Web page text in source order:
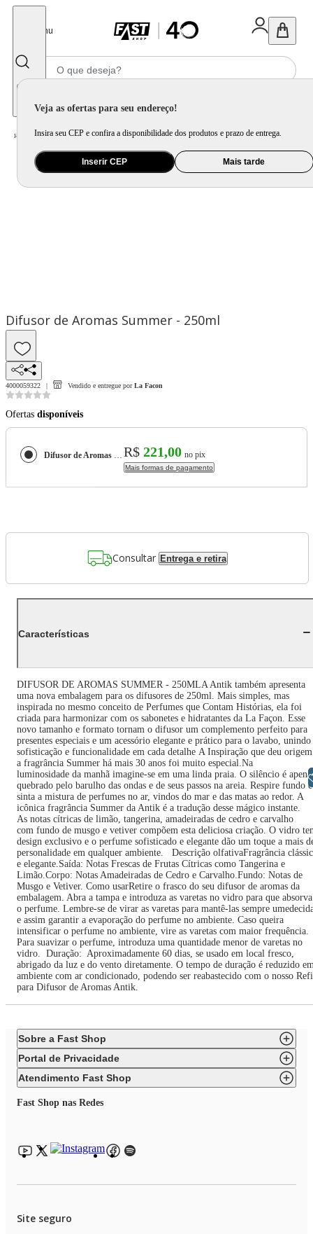
Menu
Veja as ofertas para seu endereço!
Insira seu CEP e confira a disponibilidade dos produtos e prazo de entrega.
Inserir CEP Mais tarde
Home Móveis e Decoração / Decoração / Vela e Aromatizador de Ambiente
Difusor de Aromas Summer - 250ml
4000059322 Vendido e entregue por La Facon
Ofertas disponíveis
Difusor de Aromas Summer - 250ml R$ 221,00 no pix
Mais formas de pagamento
Consultar Entrega e retira
Características
DIFUSOR DE AROMAS SUMMER - 250MLA Antik também apresenta
uma nova embalagem para os difusores de 250ml. Mais simples, mas
inspirada no mesmo conceito de Perfumes que Contam Histórias, ela foi
criada para harmonizar com os sabonetes e hidratantes da La Façon. Esse
novo tamanho e formato tornam o difusor um complemento perfeito para
presentes especiais e um acessório elegante e prático para o lavabo, unindo
sofisticação e funcionalidade em cada detalhe A Inspiração que deu origem
a fragrância Summer há mais 30 anos foi muito especial.Na
luminosidade da manhã imagine-se em uma linda praia. O silêncio é
quebrado pelo barulho das ondas e de seus passos na areia. Respire fundo e
sinta a mistura de perfumes no ar, vindos do mar e das matas ao redor. A
icônica fragrância Summer da Antik é a tradução desse mágico instante.
As notas cítricas de limão, tangerina, amadeiradas de cedro e carvalho
com fundo de musgo e vetiver compõem esta deliciosa criação. O vidro
design exclusivo e o perfume sofisticado e elegante dão um toque a mais
personalidade em qualquer ambiente. Descrição olfativaFragrância
e elegante.Saída: Notas Frescas de Frutas Cítricas como Tangerina e
Limão.Corpo: Notas Amadeiradas de Cedro e Carvalho.Fundo: Notas de
Musgo e Vetiver. Como usarRetire o frasco do seu difusor de aromas da
embalagem. Abra a tampa e introduza as varetas no vidro para que absorva
o perfume. Lembre-se de virar as varetas para mantê-las sempre
e assim garantir a evaporação do perfume no ambiente. Caso queira
intensificar o perfume no ambiente, vire as varetas com maior frequência.
Para suavizar o perfume, introduza uma quantidade menor de varetas no
vidro. Duração: Aproximadamente 60 dias, se usado em local fresco,
abrigado da luz e do vento diretamente. O tempo de duração é reduzido
ambiente com ar condicionado, podendo ser reabastecido com o nosso
para Difusor de Aromas Antik.
Sobre a Fast Shop
Portal de Privacidade
Atendimento Fast Shop
Fast Shop nas Redes
Site seguro
Libras